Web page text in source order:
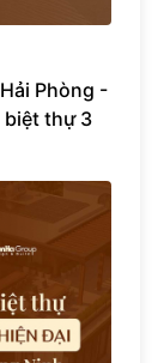
Phòng -
biệt thự 3